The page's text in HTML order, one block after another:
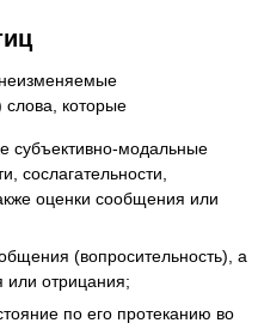
которые
субъективно-модальные
сослагательности,
оценки сообщения или
(вопросительность), а
или отрицания;
по его протеканию во